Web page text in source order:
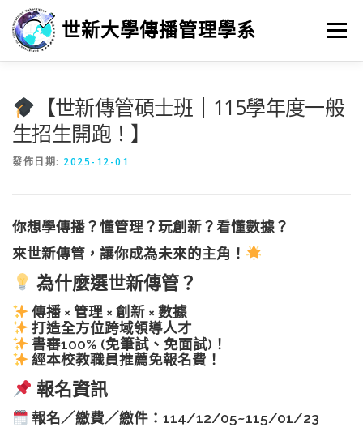
世新大學傳播管理學系 選單
【世新傳管碩士班｜115學年度一般
生招生開跑！】
發佈日期: 2025-12-01
你想學傳播？懂管理？玩創新？看懂數據？
來世新傳管，讓你成為未來的主角！
為什麼選世新傳管？
傳播 × 管理 × 創新 × 數據
打造全方位跨域領導人才
書審100% (免筆試、免面試)！
經本校教職員推薦免報名費！
報名資訊
報名／繳費／繳件：114/12/05~115/01/23